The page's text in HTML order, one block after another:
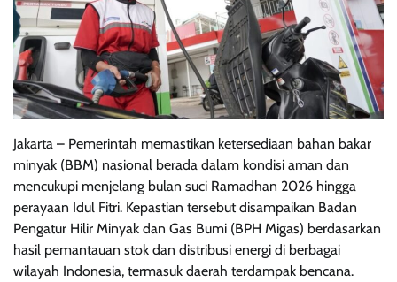
Jakarta – Pemerintah memastikan ketersediaan bahan bakar
minyak (BBM) nasional berada dalam kondisi aman dan
mencukupi menjelang bulan suci Ramadhan 2026 hingga
perayaan Idul Fitri. Kepastian tersebut disampaikan Badan
Pengatur Hilir Minyak dan Gas Bumi (BPH Migas) berdasarkan
hasil pemantauan stok dan distribusi energi di berbagai
wilayah Indonesia, termasuk daerah terdampak bencana.